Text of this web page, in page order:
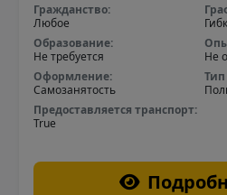
Гражданство:
Любое
Образование:
Не требуется
Не
Оформление:
Самозанятость
Тип
Предоставляется транспорт:
True